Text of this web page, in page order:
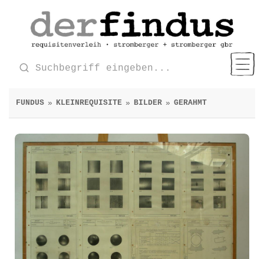
FUNDUS » KLEINREQUISITE » BILDER » GERAHMT